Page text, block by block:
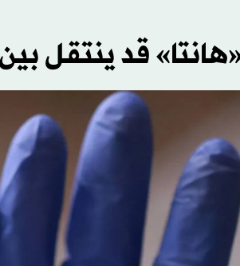
قد ينتقل